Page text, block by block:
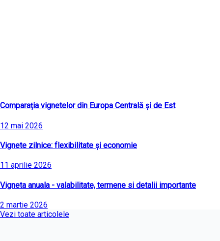
Comparația vignetelor din Europa Centrală și de Est
12 mai 2026
Vignete zilnice: flexibilitate și economie
11 aprilie 2026
Vigneta anuala - valabilitate, termene si detalii importante
2 martie 2026
Vezi toate articolele